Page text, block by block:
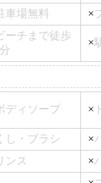
車場無料 ×
ーチまで徒歩
×
ディソープ ×
し・ブラシ ×
ンス ×